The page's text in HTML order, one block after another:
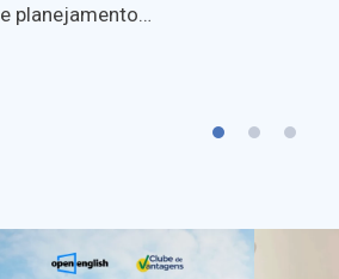
e planejamento…